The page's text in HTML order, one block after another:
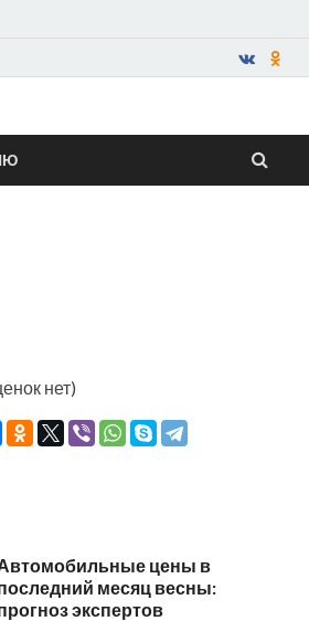
—
нет)
цены в
месяц весны:
экспертов